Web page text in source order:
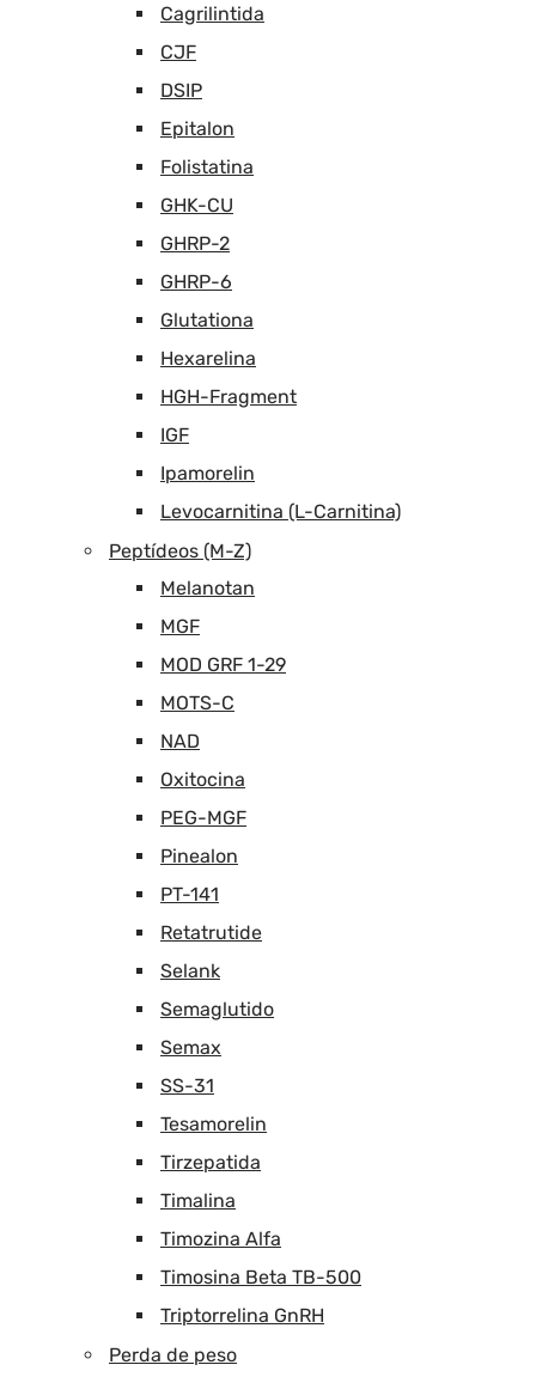
Cagrilintida
CJF
DSIP
Epitalon
Folistatina
GHK-CU
GHRP-2
GHRP-6
Glutationa
Hexarelina
HGH-Fragment
IGF
Ipamorelin
Levocarnitina (L-Carnitina)
Peptídeos (M-Z)
Melanotan
MGF
MOD GRF 1-29
MOTS-C
NAD
Oxitocina
PEG-MGF
Pinealon
PT-141
Retatrutide
Selank
Semaglutido
Semax
SS-31
Tesamorelin
Tirzepatida
Timalina
Timozina Alfa
Timosina Beta TB-500
Triptorrelina GnRH
Perda de peso